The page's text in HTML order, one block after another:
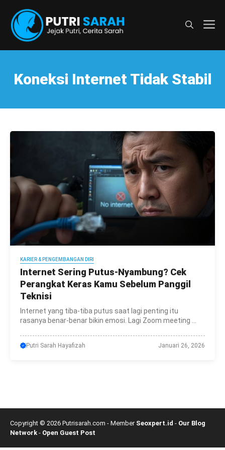
Koneksi Internet Tidak Stabil
KARIER & PENGEMBANGAN DIRI
Internet Sering Putus-Nyambung? Cek
Perangkat Keras Kamu Sebelum Panggil
Teknisi
Internet yang tiba-tiba putus saat lagi penting itu
rasanya benar-benar bikin emosi. Lagi Zoom meeting ...
Putri Sarah Hayafizah Januari 26, 2026
Copyright © 2026 Putrisarah.com - Member Seoxpert.id - Our Blog
Network - Open Guest Post